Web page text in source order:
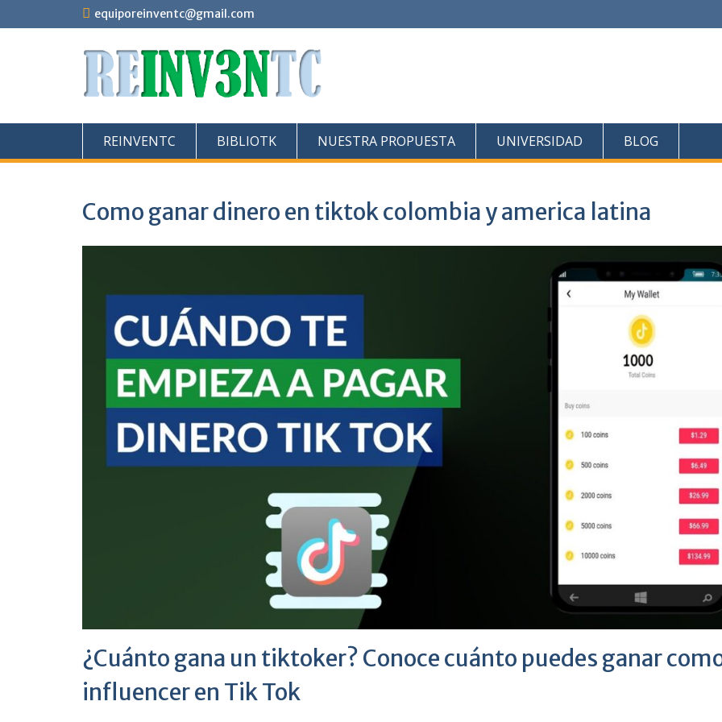
al
equiporeinventc@gmail.com
REINVENTC BIBLIOTK NUESTRA PROPUESTA UNIVERSIDAD BLOG
Como ganar dinero en tiktok colombia y america latina
¿Cuánto gana un tiktoker? Conoce cuánto puedes ganar
influencer en Tik Tok